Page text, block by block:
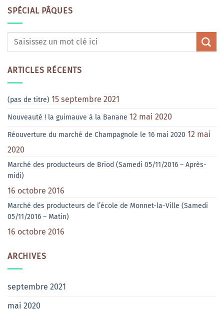
SPÉCIAL PÂQUES
ARTICLES RÉCENTS
(pas de titre) 15 septembre 2021
Nouveauté ! la guimauve à la Banane 12 mai 2020
Réouverture du marché de Champagnole le 16 mai 2020 12 mai
2020
Marché des producteurs de Briod (Samedi 05/11/2016 – Après-
midi)
16 octobre 2016
Marché des producteurs de l’école de Monnet-la-Ville (Samedi
05/11/2016 – Matin)
16 octobre 2016
ARCHIVES
septembre 2021
mai 2020